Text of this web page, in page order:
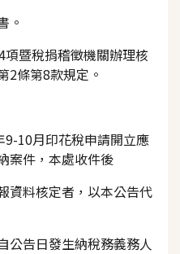
暨稅捐稽徵機關辦理核
2條第8款規定。
10月印花稅申請開立應
案件，本處收件後
料核定者，以本公告代
公告日發生納稅務義務人